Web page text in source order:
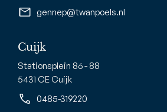
gennep@twanpoels.nl
Cuijk
Stationsplein 86 - 88
5431 CE Cuijk
0485-319220